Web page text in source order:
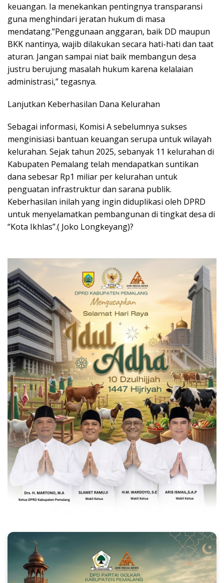
keuangan. Ia menekankan pentingnya transparansi
guna menghindari jeratan hukum di masa
mendatang.”Penggunaan anggaran, baik DD maupun
BKK nantinya, wajib dilakukan secara hati-hati dan taat
aturan. Jangan sampai niat baik membangun desa
justru berujung masalah hukum karena kelalaian
administrasi,” tegasnya.
​Lanjutkan Keberhasilan Dana Kelurahan
​Sebagai informasi, Komisi A sebelumnya sukses
menginisiasi bantuan keuangan serupa untuk wilayah
kelurahan. Sejak tahun 2025, sebanyak 11 kelurahan di
Kabupaten Pemalang telah mendapatkan suntikan
dana sebesar Rp1 miliar per kelurahan untuk
penguatan infrastruktur dan sarana publik.
Keberhasilan inilah yang ingin diduplikasi oleh DPRD
untuk menyelamatkan pembangunan di tingkat desa di
“Kota Ikhlas”.( Joko Longkeyang)?